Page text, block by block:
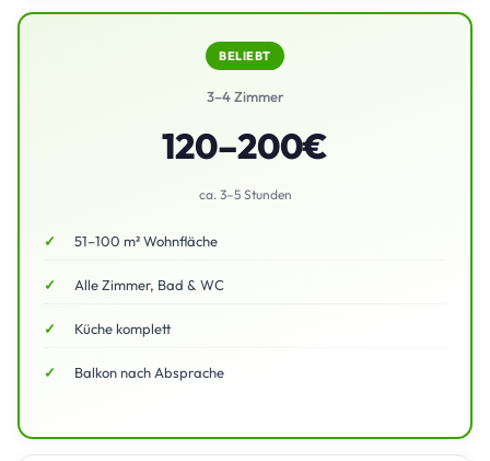
BELIEBT
3–4 Zimmer
120–200€
ca. 3–5 Stunden
51–100 m² Wohnfläche
Alle Zimmer, Bad & WC
Küche komplett
Balkon nach Absprache